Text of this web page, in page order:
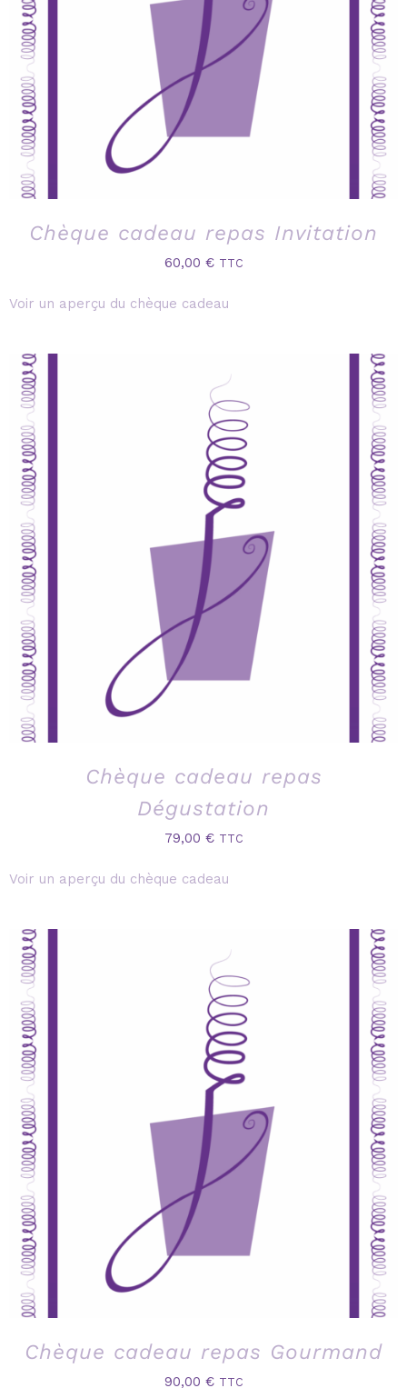
Chèque cadeau repas Invitation
60,00 € TTC
Voir un aperçu du chèque cadeau
Chèque cadeau repas
Dégustation
79,00 € TTC
Voir un aperçu du chèque cadeau
Chèque cadeau repas Gourmand
90,00 € TTC